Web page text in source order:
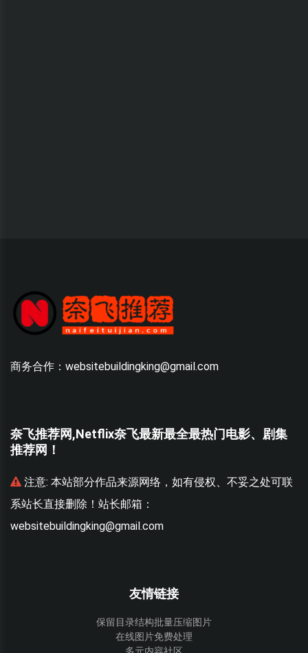
商务合作：websitebuildingking@gmail.com
奈飞推荐网,Netflix奈飞最新最全最热门电影、剧集
推荐网！
注意: 本站部分作品来源网络，如有侵权、不妥之处可联
系站长直接删除！站长邮箱：
websitebuildingking@gmail.com
友情链接
保留目录结构批量压缩图片
在线图片免费处理
多元内容社区